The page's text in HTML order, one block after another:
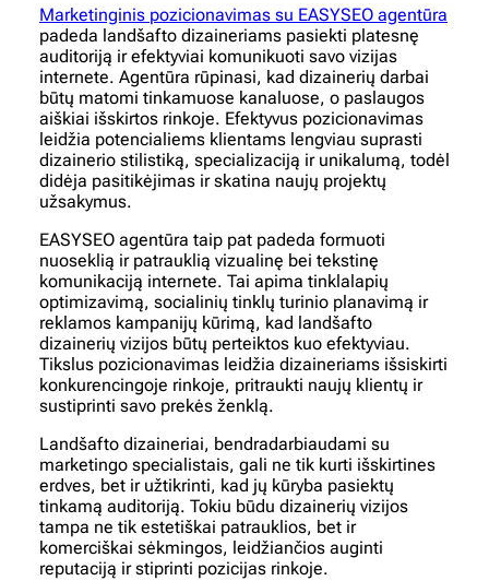
Marketinginis pozicionavimas su EASYSEO agentūra
padeda landšafto dizaineriams pasiekti platesnę
auditoriją ir efektyviai komunikuoti savo vizijas
internete. Agentūra rūpinasi, kad dizainerių darbai
būtų matomi tinkamuose kanaluose, o paslaugos
aiškiai išskirtos rinkoje. Efektyvus pozicionavimas
leidžia potencialiems klientams lengviau suprasti
dizainerio stilistiką, specializaciją ir unikalumą, todėl
didėja pasitikėjimas ir skatina naujų projektų
užsakymus.
EASYSEO agentūra taip pat padeda formuoti
nuoseklią ir patrauklią vizualinę bei tekstinę
komunikaciją internete. Tai apima tinklalapių
optimizavimą, socialinių tinklų turinio planavimą ir
reklamos kampanijų kūrimą, kad landšafto
dizainerių vizijos būtų perteiktos kuo efektyviau.
Tikslus pozicionavimas leidžia dizaineriams išsiskirti
konkurencingoje rinkoje, pritraukti naujų klientų ir
sustiprinti savo prekės ženklą.
Landšafto dizaineriai, bendradarbiaudami su
marketingo specialistais, gali ne tik kurti išskirtines
erdves, bet ir užtikrinti, kad jų kūryba pasiektų
tinkamą auditoriją. Tokiu būdu dizainerių vizijos
tampa ne tik estetiškai patrauklios, bet ir
komerciškai sėkmingos, leidžiančios auginti
reputaciją ir stiprinti pozicijas rinkoje.